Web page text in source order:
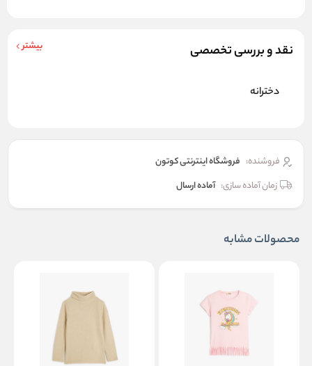
نقد و بررسی تخصصی بیشتر
دخترانه
فروشنده: فروشگاه اینترنتی کوتون
زمان آماده سازی: آماده ارسال
محصولات مشابه